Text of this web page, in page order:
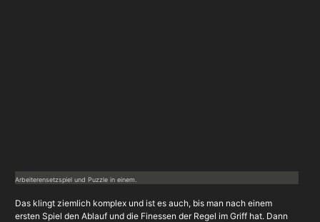
Arbeiterensetzspiel und Puzzle in einem.
Das klingt ziemlich komplex und ist es auch, bis man nach einem
ersten Spiel den Ablauf und die Finessen der Regel im Griff hat. Dann